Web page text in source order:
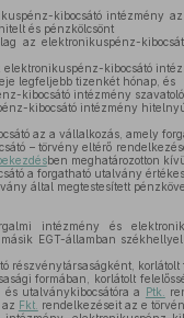
kibocsátó intézmény
és pénzkölcsönt
az elektronikuspénz-
kibocsátó
legfeljebb tizenkét hónap, és
kibocsátó intézmény
kibocsátó intézmény
az a vállalkozás, amely
– törvény eltérő
ben meghatározotton
a forgatható utalvány
által megtestesített
intézmény és
EGT-államban
részvénytársaságként,
formában, korlátolt
utalványkibocsátóra a Ptk.
Fkt. rendelkezéseit az e